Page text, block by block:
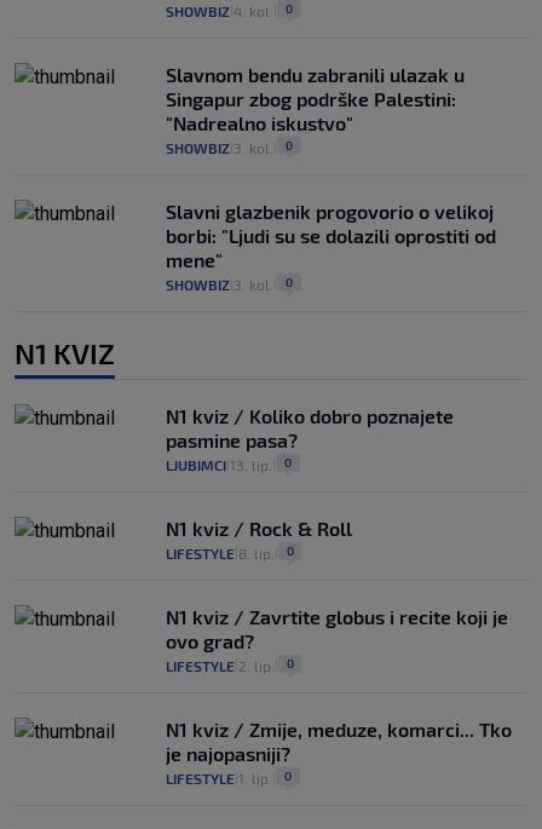
SHOWBIZ 4. kol. 0
Slavnom bendu zabranili ulazak u
Singapur zbog podrške Palestini:
"Nadrealno iskustvo"
SHOWBIZ 3. kol. 0
Slavni glazbenik progovorio o velikoj
borbi: "Ljudi su se dolazili oprostiti od
mene"
SHOWBIZ 3. kol. 0
N1 KVIZ
N1 kviz / Koliko dobro poznajete
pasmine pasa?
LJUBIMCI 13. lip. 0
N1 kviz / Rock & Roll
LIFESTYLE 8. lip. 0
N1 kviz / Zavrtite globus i recite koji je
ovo grad?
LIFESTYLE 2. lip. 0
N1 kviz / Zmije, meduze, komarci... Tko
je najopasniji?
LIFESTYLE 1. lip. 0